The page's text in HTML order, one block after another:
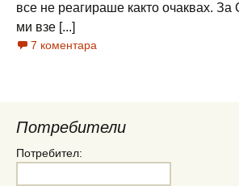
все не реагираше както очаквах. За
ми взе [...]
7 коментара
Потребители
Потребител: